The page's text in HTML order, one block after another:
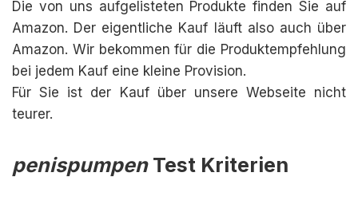
Die von uns aufgelisteten Produkte finden Sie auf
Amazon. Der eigentliche Kauf läuft also auch über
Amazon. Wir bekommen für die Produktempfehlung
bei jedem Kauf eine kleine Provision.
Für Sie ist der Kauf über unsere Webseite nicht
teurer.
penispumpenTest Kriterien